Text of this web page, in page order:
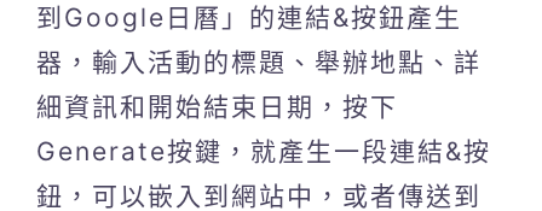
到Google日曆」的連結&按鈕產生
器，輸入活動的標題、舉辦地點、詳
細資訊和開始結束日期，按下
Generate按鍵，就產生一段連結&按
鈕，可以嵌入到網站中，或者傳送到